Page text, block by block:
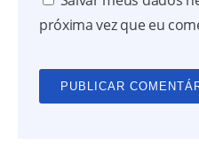
próxima vez que eu